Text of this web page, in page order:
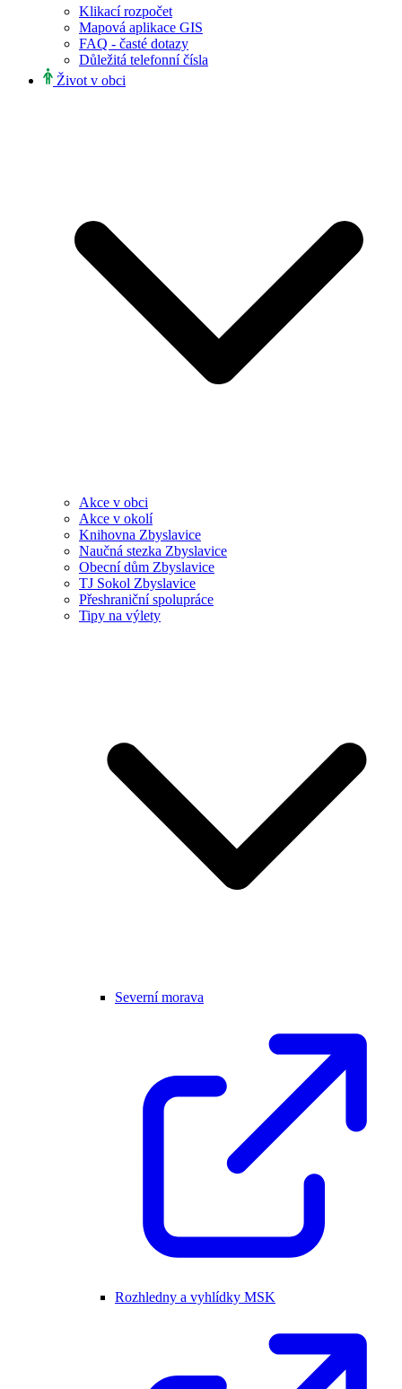
Klikací rozpočet
Mapová aplikace GIS
FAQ - časté dotazy
Důležitá telefonní čísla
Život v obci
Akce v obci
Akce v okolí
Knihovna Zbyslavice
Naučná stezka Zbyslavice
Obecní dům Zbyslavice
TJ Sokol Zbyslavice
Přeshraniční spolupráce
Tipy na výlety
Severní morava
Rozhledny a vyhlídky MSK